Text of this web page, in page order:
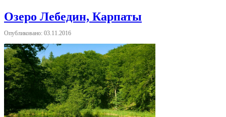
Озеро Лебедин, Карпаты
Опубликовано: 03.11.2016